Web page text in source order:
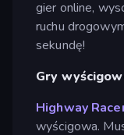
gier online,
ruchu
sekundę!
Gry
Highway
wyścigowa.